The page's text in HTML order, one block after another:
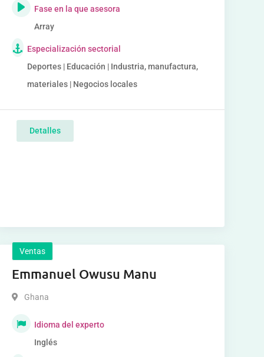
Fase en la que asesora
Array
Especialización sectorial
Deportes | Educación | Industria, manufactura,
materiales | Negocios locales
Detalles
Ventas
Emmanuel Owusu Manu
Ghana
Idioma del experto
Inglés